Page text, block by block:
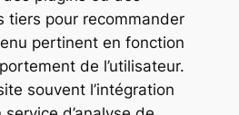
tiers pour recommander
pertinent en fonction
de l’utilisateur.
souvent l’intégration